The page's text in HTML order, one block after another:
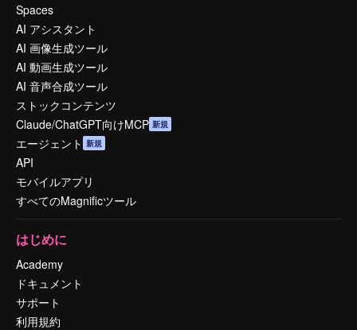
Spaces
AI アシスタント
AI 画像生成ツール
AI 動画生成ツール
AI 音声合成ツール
ストックコンテンツ
Claude/ChatGPT向けMCP 新規
エージェント 新規
API
モバイルアプリ
すべてのMagnificツール
はじめに
Academy
ドキュメント
サポート
利用規約